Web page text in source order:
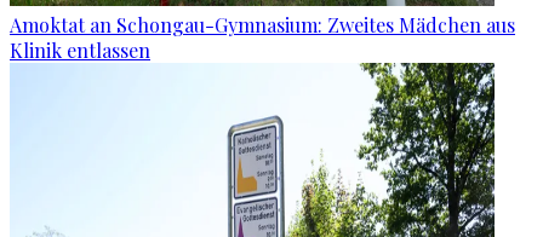
Amoktat an Schongau-Gymnasium: Zweites Mädchen aus
Klinik entlassen